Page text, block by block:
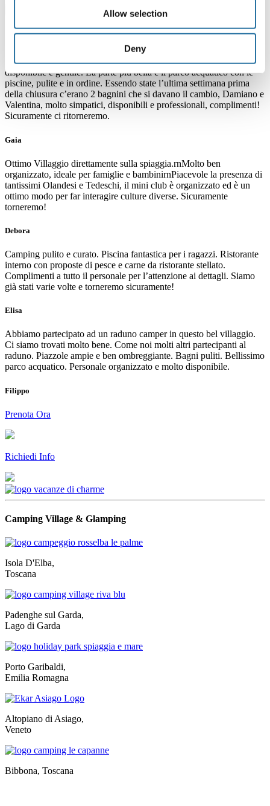
Allow selection
Deny
Cosa dicono di noi?
Bel campeggio, bagni puliti, ristorante con prezzi buoni, personale
disponibile e gentile. La parte più bella è il parco acquatico con le
piscine, pulite e in ordine. Essendo state l’ultima settimana prima
della chiusura c’erano 2 bagnini che si davano il cambio, Damiano e
Valentina, molto simpatici, disponibili e professionali, complimenti!
Sicuramente ci ritorneremo.
Gaia
Ottimo Villaggio direttamente sulla spiaggia.rnMolto ben
organizzato, ideale per famiglie e bambinirnPiacevole la presenza di
tantissimi Olandesi e Tedeschi, il mini club è organizzato ed è un
ottimo modo per far interagire culture diverse. Sicuramente
torneremo!
Debora
Camping pulito e curato. Piscina fantastica per i ragazzi. Ristorante
interno con proposte di pesce e carne da ristorante stellato.
Complimenti a tutto il personale per l’attenzione ai dettagli. Siamo
già stati varie volte e torneremo sicuramente!
Elisa
Abbiamo partecipato ad un raduno camper in questo bel villaggio.
Ci siamo trovati molto bene. Come noi molti altri partecipanti al
raduno. Piazzole ampie e ben ombreggiante. Bagni puliti. Bellissimo
parco acquatico. Personale organizzato e molto disponibile.
Filippo
Prenota Ora
Richiedi Info
Camping Village & Glamping
Isola D'Elba,
Toscana
Padenghe sul Garda,
Lago di Garda
Porto Garibaldi,
Emilia Romagna
Altopiano di Asiago,
Veneto
Bibbona, Toscana